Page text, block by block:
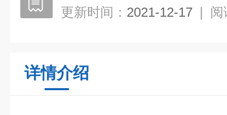
更新时间： 2021-12-17 | 阅
详情介绍